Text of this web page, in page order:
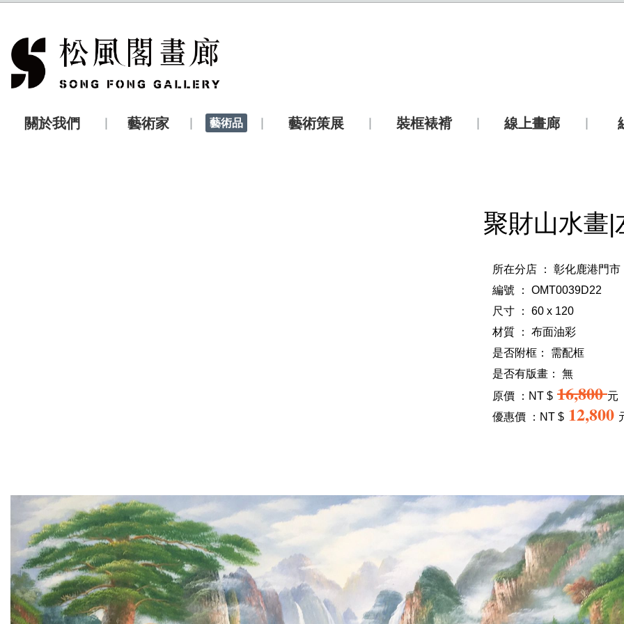
關於我們 藝術家 藝術品 藝術策展 裝框裱褙 線上畫廊
聚財山水畫|
所在分店 ： 彰化鹿港門市
編號 ： OMT0039D22
尺寸 ： 60 x 120
材質 ： 布面油彩
是否附框：
需配框
是否有版畫：
無
原價 ：NT $ 16,800元
優惠價 ：NT $ 12,800